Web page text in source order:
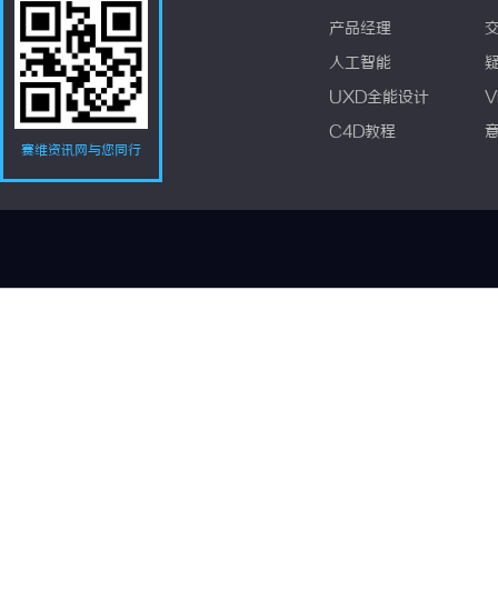
赛维资讯网与您同行
产品经理
人工智能
UXD全能设计
C4D教程